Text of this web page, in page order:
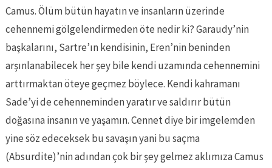
Camus. Ölüm bütün hayatın ve insanların üzerinde
cehennemi gölgelendirmeden öte nedir ki? Garaudy’nin
başkalarını, Sartre’ın kendisinin, Eren’nin beninden
arşınlanabilecek her şey bile kendi uzamında cehennemini
arttırmaktan öteye geçmez böylece. Kendi kahramanı
Sade’yi de cehenneminden yaratır ve saldırır bütün
doğasına insanın ve yaşamın. Cennet diye bir imgelemden
yine söz edeceksek bu savaşın yani bu saçma
(Absurdite)’nin adından çok bir şey gelmez aklımıza Camus